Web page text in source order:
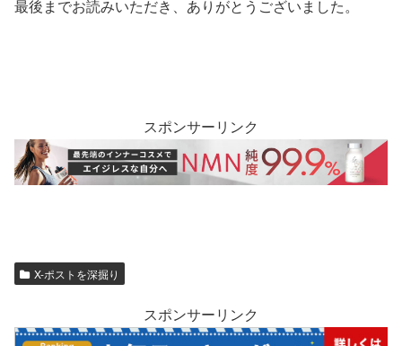
最後までお読みいただき、ありがとうございました。
スポンサーリンク
X-ポストを深掘り
スポンサーリンク